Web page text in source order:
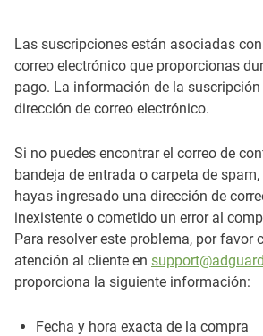
Las suscripciones están asociadas
correo electrónico que proporcionas
pago. La información de la suscripción
dirección de correo electrónico.
Si no puedes encontrar el correo de
bandeja de entrada o carpeta de
hayas ingresado una dirección de
inexistente o cometido un error al
Para resolver este problema, por favor
atención al cliente en
proporciona la siguiente información:
Fecha y hora exacta de la compra